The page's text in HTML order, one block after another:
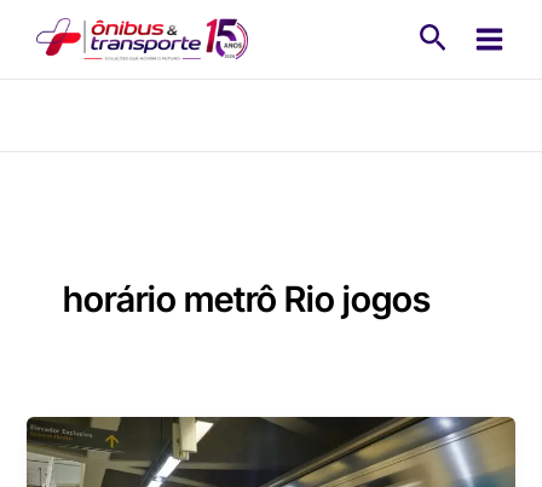
horário metrô Rio jogos